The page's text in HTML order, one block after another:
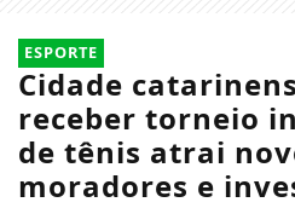
ESPORTE
Cidade
receber torneio
de tênis atrai
moradores e